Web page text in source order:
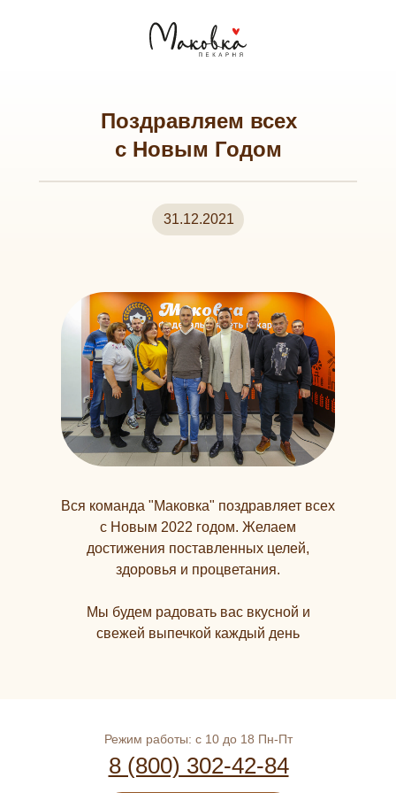
Поздравляем всех
с Новым Годом
31.12.2021
Вся команда "Маковка" поздравляет всех
с Новым 2022 годом. Желаем
достижения поставленных целей,
здоровья и процветания.
Мы будем радовать вас вкусной и
свежей выпечкой каждый день
Режим работы: с 10 до 18 Пн-Пт
8 (800) 302-42-84